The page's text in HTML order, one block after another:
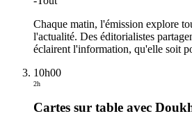
Chaque matin, l'émission explore
l'actualité. Des éditorialistes
éclairent l'information, qu'elle soit
10h00
2h
Cartes sur table avec